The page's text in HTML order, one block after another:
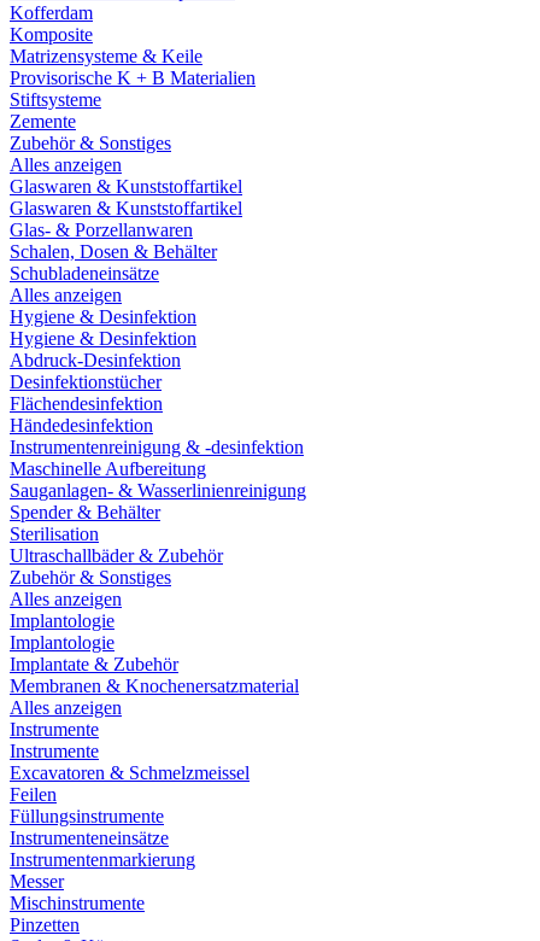
Kofferdam
Komposite
Matrizensysteme & Keile
Provisorische K + B Materialien
Stiftsysteme
Zemente
Zubehör & Sonstiges
Alles anzeigen
Glaswaren & Kunststoffartikel
Glaswaren & Kunststoffartikel
Glas- & Porzellanwaren
Schalen, Dosen & Behälter
Schubladeneinsätze
Alles anzeigen
Hygiene & Desinfektion
Hygiene & Desinfektion
Abdruck-Desinfektion
Desinfektionstücher
Flächendesinfektion
Händedesinfektion
Instrumentenreinigung & -desinfektion
Maschinelle Aufbereitung
Sauganlagen- & Wasserlinienreinigung
Spender & Behälter
Sterilisation
Ultraschallbäder & Zubehör
Zubehör & Sonstiges
Alles anzeigen
Implantologie
Implantologie
Implantate & Zubehör
Membranen & Knochenersatzmaterial
Alles anzeigen
Instrumente
Instrumente
Excavatoren & Schmelzmeissel
Feilen
Füllungsinstrumente
Instrumenteneinsätze
Instrumentenmarkierung
Messer
Mischinstrumente
Pinzetten